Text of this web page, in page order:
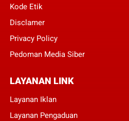
Kode Etik
Disclamer
Privacy Policy
Pedoman Media Siber
LAYANAN LINK
Layanan Iklan
Layanan Pengaduan